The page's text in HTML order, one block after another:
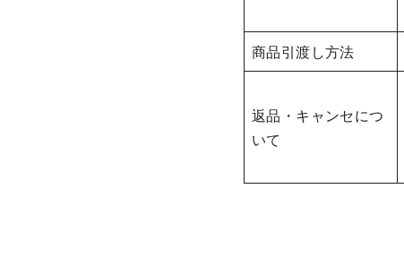
商品引渡し方法
返品・キャンセにつ
いて